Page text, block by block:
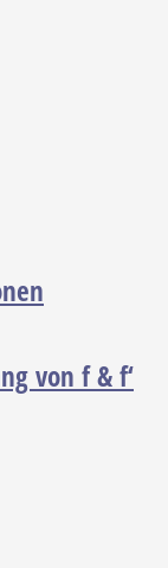
von f & f‘